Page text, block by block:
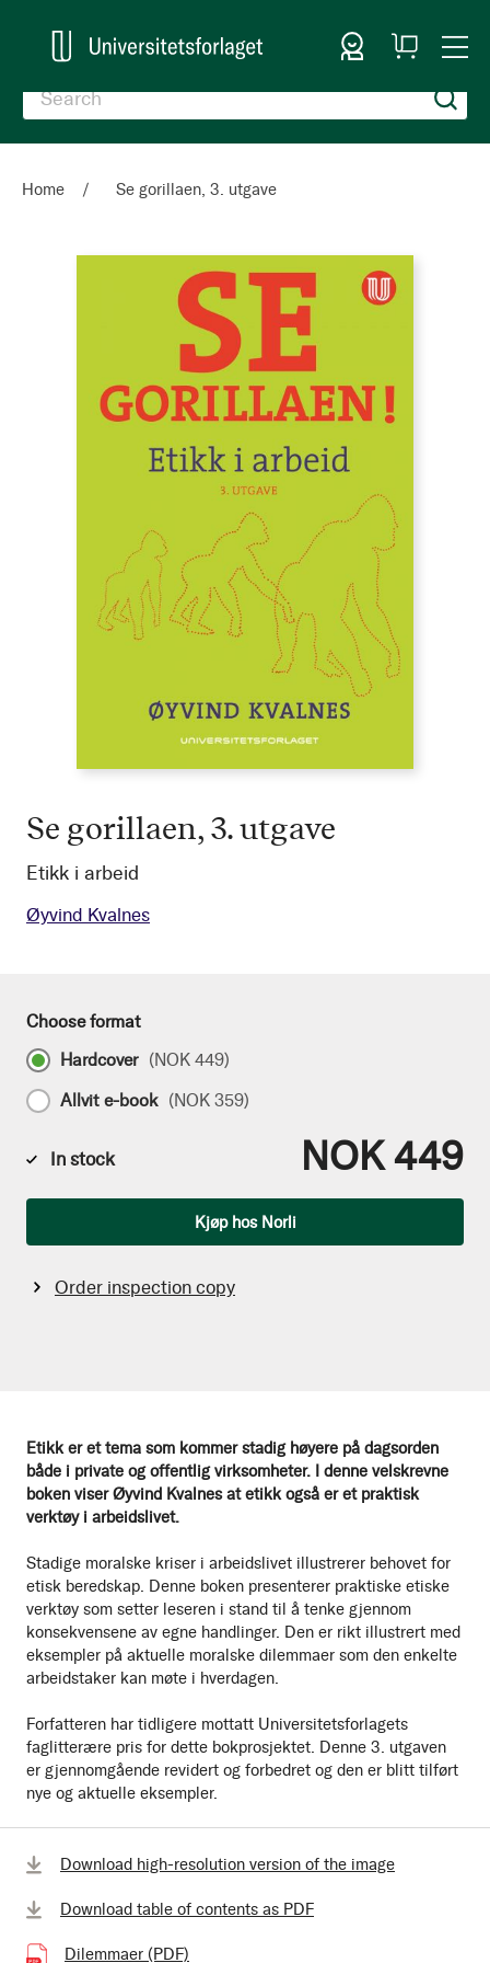
Sign In
My
Cart
Home Se gorillaen, 3. utgave
Se gorillaen, 3. utgave
Etikk i arbeid
Øyvind Kvalnes
Etikk er et tema som kommer stadig høyere på dagsorden
både i private og offentlig virksomheter. I denne velskrevne
boken viser Øyvind Kvalnes at etikk også er et praktisk
verktøy i arbeidslivet.
Stadige moralske kriser i arbeidslivet illustrerer behovet for
etisk beredskap. Denne boken presenterer praktiske etiske
verktøy som setter leseren i stand til å tenke gjennom
konsekvensene av egne handlinger. Den er rikt illustrert med
eksempler på aktuelle moralske dilemmaer som den enkelte
arbeidstaker kan møte i hverdagen.
Forfatteren har tidligere mottatt Universitetsforlagets
faglitterære pris for dette bokprosjektet. Denne 3. utgaven
er gjennomgående revidert og forbedret og den er blitt tilført
nye og aktuelle eksempler.
Choose format
Hardcover (NOK 449)
Allvit e-book (NOK 359)
In stock NOK 449
Kjøp hos Norli
Order inspection copy
Download high-resolution version of the image
Download table of contents as PDF
Dilemmaer (PDF)